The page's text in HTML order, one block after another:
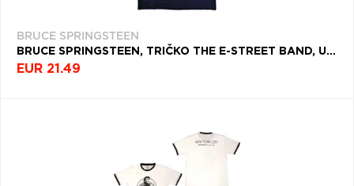
BRUCE SPRINGSTEEN
BRUCE SPRINGSTEEN, TRIČKO THE E-STREET BAND, UNISEX, MODRÁ
EUR 21.49